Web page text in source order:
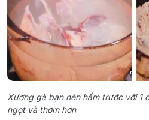
Xương gà bạn nên hầm trước với 1
ngọt và thơm hơn